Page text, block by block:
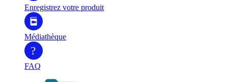
Enregistrez votre produit
Médiathèque
?
FAQ